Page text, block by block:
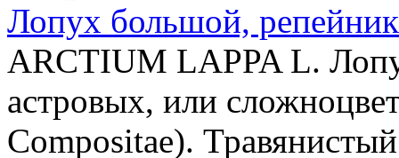
Лопух большой, репейник
ARCTIUM LAPPA L.
астровых, или
Compositae).